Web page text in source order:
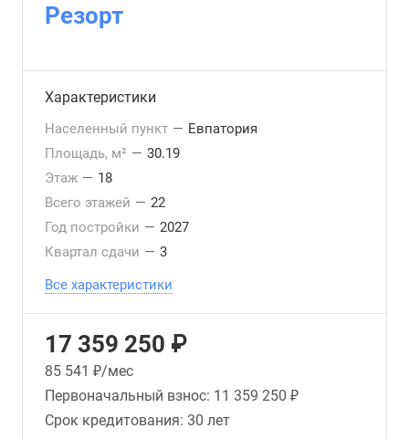
Резорт
Характеристики
Населенный пункт — Евпатория
Площадь, м² — 30.19
Этаж — 18
Всего этажей — 22
Год постройки — 2027
Квартал сдачи — 3
Все характеристики
17 359 250 ₽
85 541 ₽/мес
Первоначальный взнос: 11 359 250 ₽
Срок кредитования: 30 лет